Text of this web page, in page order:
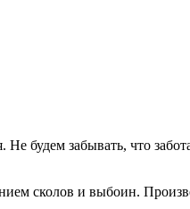
будем забывать, что
сколов и выбоин.